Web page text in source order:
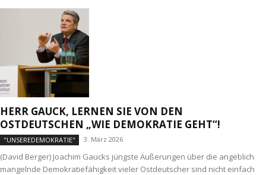
HERR GAUCK, LERNEN SIE VON DEN
OSTDEUTSCHEN „WIE DEMOKRATIE GEHT“!
"UNSEREDEMOKRATIE" 3. März 2026
(David Berger) Joachim Gaucks jüngste Äußerungen über die angeblich
mangelnde Demokratiefähigkeit vieler Ostdeutscher sind nicht einfach